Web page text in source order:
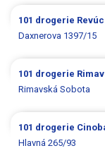
101 drogerie
Daxnerova 1397/15
101 drogerie
Rimavská Sobota
101 drogerie
Hlavná 265/93